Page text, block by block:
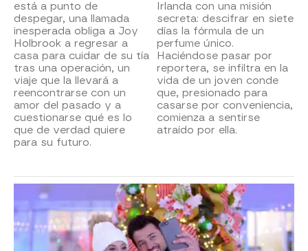
está a punto de
despegar, una llamada
inesperada obliga a Joy
Holbrook a regresar a
casa para cuidar de su tía
tras una operación, un
viaje que la llevará a
reencontrarse con un
amor del pasado y a
cuestionarse qué es lo
que de verdad quiere
para su futuro.
Irlanda con una misión
secreta: descifrar en siete
días la fórmula de un
perfume único.
Haciéndose pasar por
reportera, se infiltra en la
vida de un joven conde
que, presionado para
casarse por conveniencia,
comienza a sentirse
atraído por ella.